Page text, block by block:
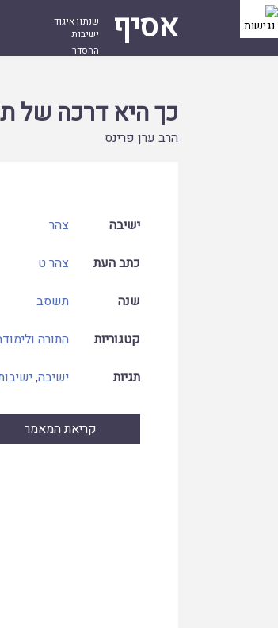
אסיף
שנתון איגוד
ישיבות
ההסדר
כך היא דרכה של
הרב ערן פרינס
ישיבה
צהר
כתב העת
צהר ט
שנה
תשסב
קטגוריות
התורה
תגיות
ישיבה,
קריאת המאמר